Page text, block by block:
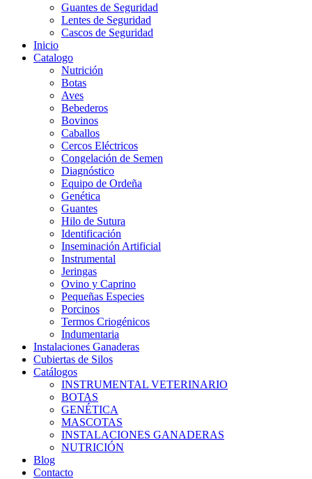
Guantes de Seguridad
Lentes de Seguridad
Cascos de Seguridad
Inicio
Catalogo
Nutrición
Botas
Aves
Bebederos
Bovinos
Caballos
Cercos Eléctricos
Congelación de Semen
Diagnóstico
Equipo de Ordeña
Genética
Guantes
Hilo de Sutura
Identificación
Inseminación Artificial
Instrumental
Jeringas
Ovino y Caprino
Pequeñas Especies
Porcinos
Termos Criogénicos
Indumentaria
Instalaciones Ganaderas
Cubiertas de Silos
Catálogos
INSTRUMENTAL VETERINARIO
BOTAS
GENÉTICA
MASCOTAS
INSTALACIONES GANADERAS
NUTRICIÓN
Blog
Contacto